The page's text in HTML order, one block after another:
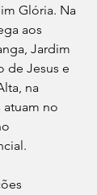
Glória. Na
aos
Jardim
de Jesus e
na
atuam no